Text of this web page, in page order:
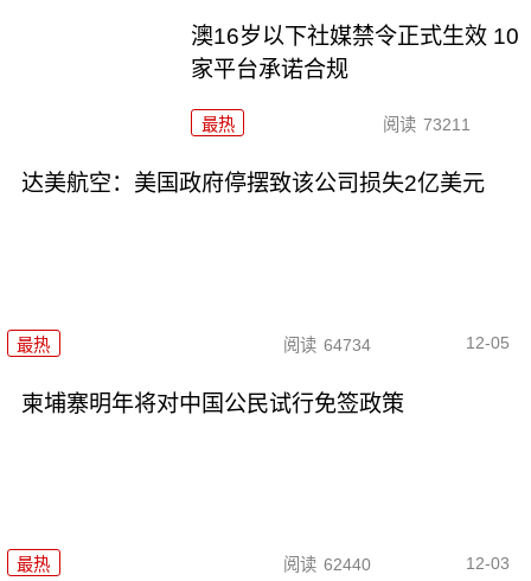
澳16岁以下社媒禁令正式生效 10
家平台承诺合规
最热 阅读 73211
达美航空：美国政府停摆致该公司损失2亿美元
最热 阅读 64734 12-05
柬埔寨明年将对中国公民试行免签政策
最热 阅读 62440 12-03